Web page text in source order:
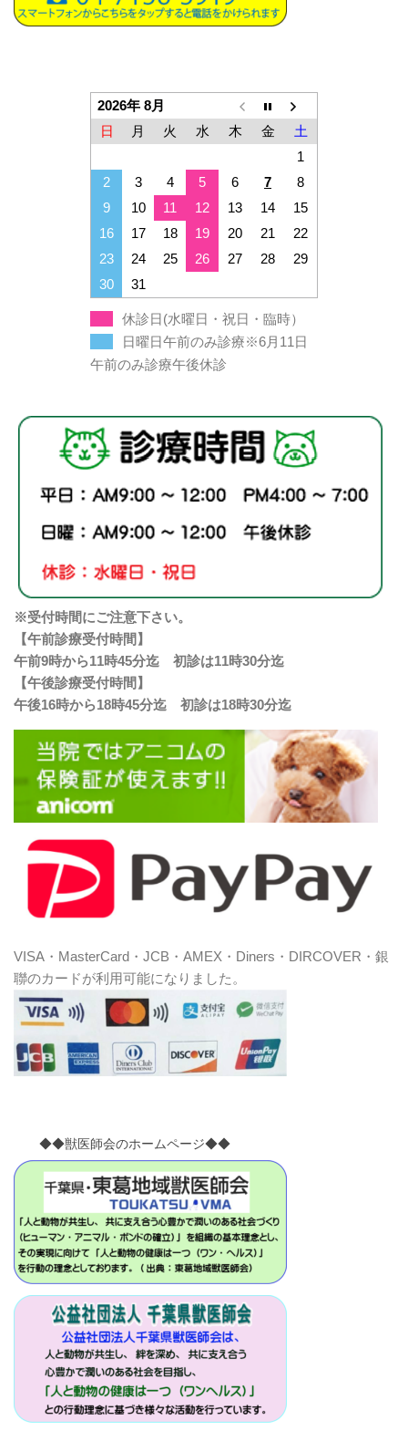
2026年 8月
日
月 火 水 木 金
土
1
2
3 4 5 6 7
8
9
10 11 12 13 14
15
16
17 18 19 20 21
22
23
24 25 26 27 28
29
30
31
休診日(水曜日・祝日・臨時）
日曜日午前のみ診療※6月11日
午前のみ診療午後休診
※受付時間にご注意下さい。
【午前診療受付時間】
午前9時から11時45分迄 初診は11時30分迄
【午後診療受付時間】
午後16時から18時45分迄 初診は18時30分迄
VISA・MasterCard・JCB・AMEX・Diners・DIRCOVER・銀
聯のカードが利用可能になりました。
◆◆獣医師会のホームページ◆◆